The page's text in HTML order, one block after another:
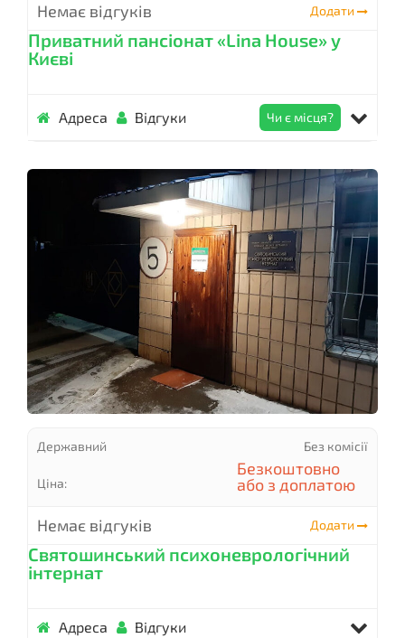
Немає відгуків Додати
Приватний пансіонат «Lina House» у
Києві
Адреса Відгуки Чи є місця?
Державний Без комісії
Ціна:
Безкоштовно
або з доплатою
Немає відгуків Додати
Святошинський психоневрологічний
інтернат
Адреса Відгуки